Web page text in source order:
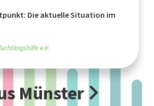
Die aktuelle Situation im
e.V.
Münster